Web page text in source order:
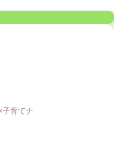
子育てナ